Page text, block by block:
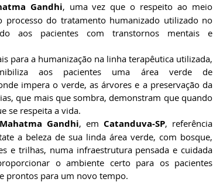
Gandhi, uma vez que o respeito ao meio
processo do tratamento humanizado utilizado no
aos pacientes com transtornos mentais e
para a humanização na linha terapêutica utilizada,
aos pacientes uma área verde de
impera o verde, as árvores e a preservação da
que mais que sombra, demonstram que quando
se respeita a vida.
Gandhi, em Catanduva-SP, referência
a beleza de sua linda área verde, com bosque,
e trilhas, numa infraestrutura pensada e cuidada
o ambiente certo para os pacientes
prontos para um novo tempo.